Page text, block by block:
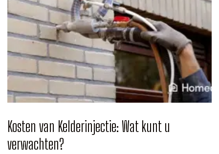
Kosten van Kelderinjectie: Wat kunt u
verwachten?